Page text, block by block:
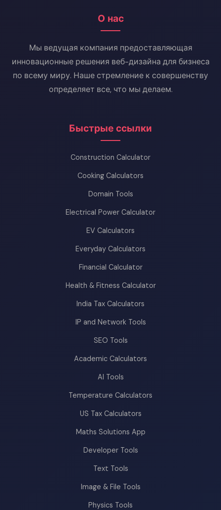
О нас
Мы ведущая компания предоставляющая
инновационные решения веб-дизайна для бизнеса
по всему миру. Наше стремление к совершенству
определяет все, что мы делаем.
Быстрые ссылки
Construction Calculator
Cooking Calculators
Domain Tools
Electrical Power Calculator
EV Calculators
Everyday Calculators
Financial Calculator
Health & Fitness Calculator
India Tax Calculators
IP and Network Tools
SEO Tools
Academic Calculators
AI Tools
Temperature Calculators
US Tax Calculators
Maths Solutions App
Developer Tools
Text Tools
Image & File Tools
Physics Tools